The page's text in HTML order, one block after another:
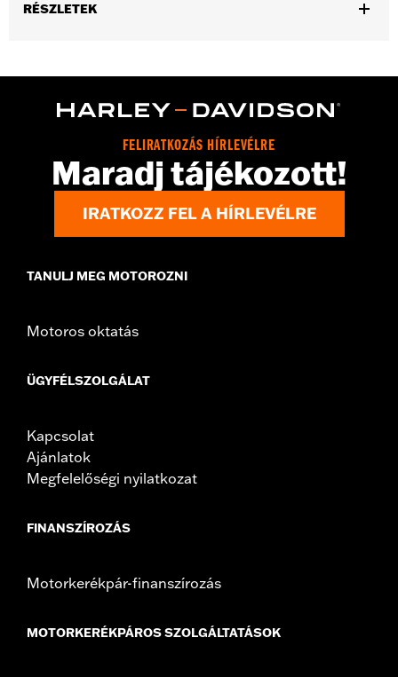
RÉSZLETEK
Functional Features:Vented,Hooded,Zipper Front,Pockets,
Included,Armor Pockets ,Reflective
3 year limited warranty - Go towww.h-
d.com/warranty
for full details
Imported
FELIRATKOZÁS HÍRLEVÉLRE
Maradj tájékozott!
IRATKOZZ FEL A HÍRLEVÉLRE
TANULJ MEG MOTOROZNI
Motoros oktatás
ÜGYFÉLSZOLGÁLAT
Kapcsolat
Ajánlatok
Megfelelőségi nyilatkozat
FINANSZÍROZÁS
Motorkerékpár-finanszírozás
MOTORKERÉKPÁROS SZOLGÁLTATÁSOK